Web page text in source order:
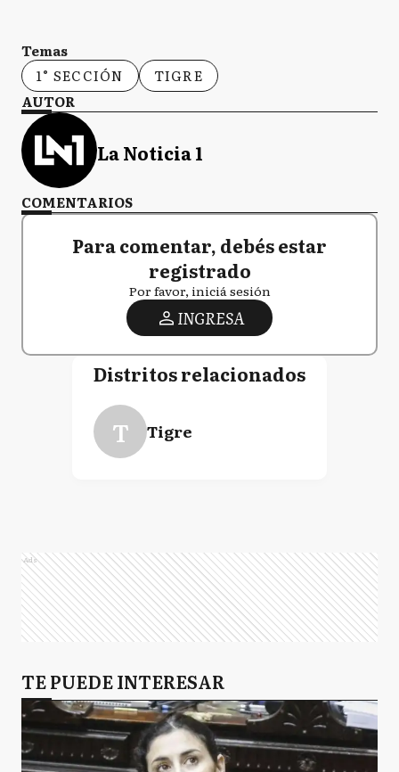
Temas
1° SECCIÓN
TIGRE
AUTOR
La Noticia 1
COMENTARIOS
Para comentar, debés estar
registrado
Por favor, iniciá sesión
INGRESA
Distritos relacionados
T Tigre
Ads
TE PUEDE INTERESAR